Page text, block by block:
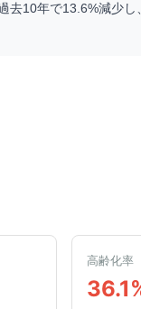
去10年で13.6%減少し
高齢化率